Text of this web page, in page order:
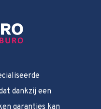
dankzij een
garanties kan